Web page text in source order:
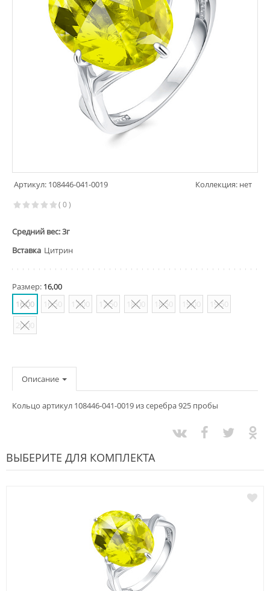
Артикул: 108446-041-0019 Коллекция: нет
( 0 )
Средний вес: 3г
Вставка Цитрин
Размер: 16,00
16,00
16,50 17,00 17,50 18,00 18,50 19,00
19,50
20,00
Описание
Кольцо артикул 108446-041-0019 из серебра 925 пробы
ВЫБЕРИТЕ ДЛЯ КОМПЛЕКТА